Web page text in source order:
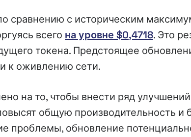
сравнению с историческим
всего на уровне $0,4718. Это
токена. Предстоящее
к оживлению сети.
на то, чтобы внести ряд улучшений
общую производительность и
проблемы, обновление